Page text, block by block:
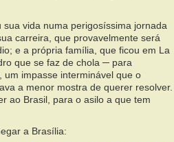
sua vida numa perigosíssima jornada
carreira, que provavelmente será
e a própria família, que ficou em La
que se faz de chola ─ para
um impasse interminável que o
a menor mostra de querer resolver.
ao Brasil, para o asilo a que tem
a Brasília: